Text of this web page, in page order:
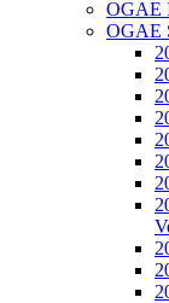
OGAE
OGAE